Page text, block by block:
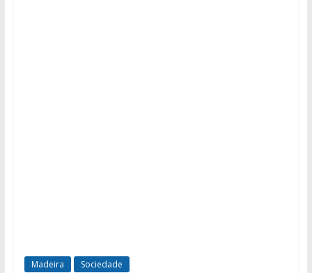
Madeira Sociedade